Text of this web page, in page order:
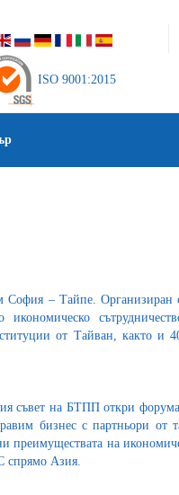
ISO 9001:2015
– Тайпе. Организиран
от Тайван, както и
съвет на БТПП откри
бизнес с партньори от
преимуществата на
спрямо Азия.